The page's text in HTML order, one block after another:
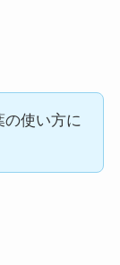
の使い方に